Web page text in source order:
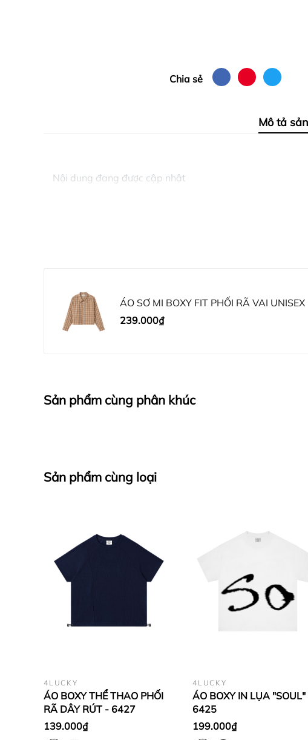
Chia sẻ
Mô tả
Nội dung đang được cập nhật
ÁO SƠ MI BOXY FIT PHỐI RÃ VAI
239.000₫
Sản phẩm cùng phân khúc
Sản phẩm cùng loại
4LUCKY
ÁO BOXY THỂ THAO PHỐI
RÃ DÂY RÚT - 6427
139.000₫
4LUCKY
ÁO BOXY IN LỤA
6425
199.000₫